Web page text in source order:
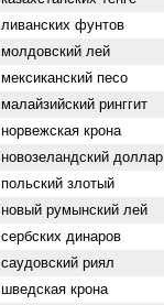
ливанских фунтов
молдовский лей
мексиканский песо
малайзийский ринггит
норвежская крона
ново­зеландский доллар
польский злотый
новый румынский лей
сербских динаров
саудовский риял
шведская крона